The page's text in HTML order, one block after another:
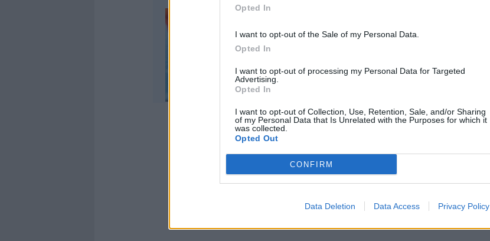
Opted In
I want to opt-out of the Sale of my Personal Data.
Opted In
I want to opt-out of processing my Personal Data for Targeted
Advertising.
Opted In
I want to opt-out of Collection, Use, Retention, Sale, and/or Sharing
of my Personal Data that Is Unrelated with the Purposes for which it
was collected.
Opted Out
CONFIRM
Data Deletion Data Access Privacy Policy
copernicana", Berlusconi
lancia flat tax al 23 per